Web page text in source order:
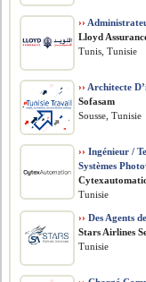
››
Lloyd
Tunis, Tunisie
›› Architecte
Sofasam
Sousse, Tunisie
›› Ingénieur /
Systèmes
Tunisie
›› Des Agents
Stars Airlines
Tunisie